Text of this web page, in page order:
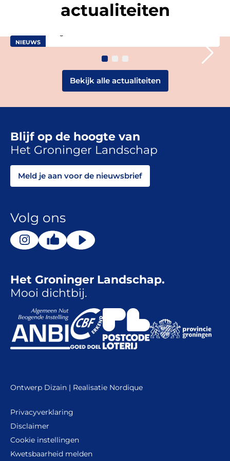
actualiteiten
NIEUWS
ecologisch gezond […]
Bekijk alle actualiteiten
Het Groninger Landschap.
Mooi dichtbij.
Blijf op de hoogte van
Het Groninger Landschap
Meld je aan voor de nieuwsbrief
Volg ons
Privacyverklaring
Disclaimer
Cookie instellingen
Kwetsbaarheid melden
Ontwerp Dizain | Realisatie Nordique